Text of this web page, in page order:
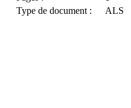
Type de document :
ALS